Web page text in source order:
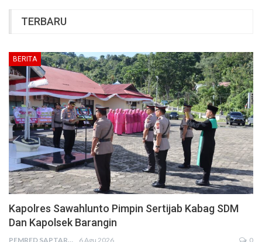
TERBARU
BERITA
Kapolres Sawahlunto Pimpin Sertijab Kabag SDM
Dan Kapolsek Barangin
PEMRED SAPTARIUS 6 Agu 2026 0